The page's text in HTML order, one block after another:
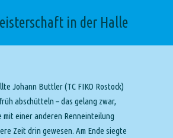
in der Halle
Johann Buttler (TC FIKO Rostock)
abschütteln – das gelang zwar,
mit einer anderen Renneinteilung
Zeit drin gewesen. Am Ende siegte